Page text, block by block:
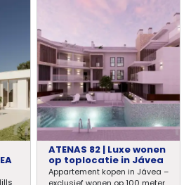
ATENAS 82 | Luxe wonen
op toplocatie in Jávea
Appartement kopen in Jávea –